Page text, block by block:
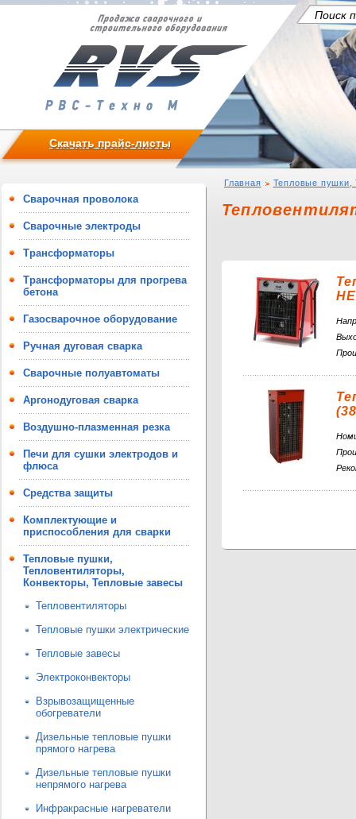
Скачать прайс-листы
Сварочная проволока
Сварочные электроды
Трансформаторы
Трансформаторы для прогрева
бетона
Газосварочное оборудование
Ручная дуговая сварка
Сварочные полуавтоматы
Аргонодуговая сварка
Воздушно-плазменная резка
Печи для сушки электродов и
флюса
Средства защиты
Комплектующие и
приспособления для сварки
Тепловые пушки,
Тепловентиляторы,
Конвекторы, Тепловые завесы
Тепловентиляторы
Тепловые пушки электрические
Тепловые завесы
Электроконвекторы
Взрывозащищенные
обогреватели
Дизельные тепловые пушки
прямого нагрева
Дизельные тепловые пушки
непрямого нагрева
Инфракрасные нагреватели
Главная Тепловые пушки,